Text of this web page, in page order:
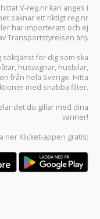
V-reg.nr kan anges i
saknar ett riktigt reg.nr
har importerats och ej
Transportstyrelsen än).
söktjänst för dig som ska
, husvagnar, husbilar,
från hela Sverige. Hitta
med snabba filter.
det du gillar med dina
vänner!
ner Klicket-appen gratis: